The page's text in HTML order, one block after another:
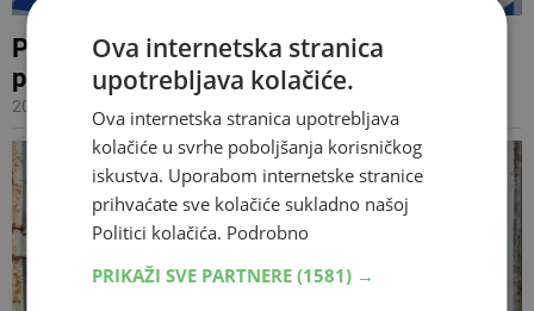
POTPISAO UGOVOR Renato Josipović
ponovno će čuvati mrežu Širokog Brijega
20.01.2025 11:40
Ova internetska stranica
upotrebljava kolačiće.
Ova internetska stranica upotrebljava
kolačiće u svrhe poboljšanja korisničkog
iskustva. Uporabom internetske stranice
prihvaćate sve kolačiće sukladno našoj
Politici kolačića. Podrobno
PRIKAŽI SVE PARTNERE (1581) →